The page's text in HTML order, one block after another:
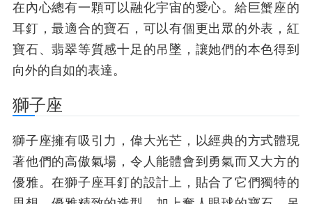
在內心總有一顆可以融化宇宙的愛心。給巨蟹座的
耳釘，最適合的寶石，可以有個更出眾的外表，紅
寶石、翡翠等質感十足的吊墜，讓她們的本色得到
向外的自如的表達。
獅子座
獅子座擁有吸引力，偉大光芒，以經典的方式體現
著他們的高傲氣場，令人能體會到勇氣而又大方的
優雅。在獅子座耳釘的設計上，貼合了它們獨特的